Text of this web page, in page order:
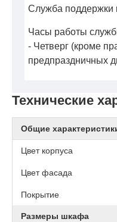
Технические
Общие
Цвет корпуса
Цвет фасада
Покрытие
Размеры шкафа
Служба поддержки
Часы работы
- Четверг (кроме
предпраздничных